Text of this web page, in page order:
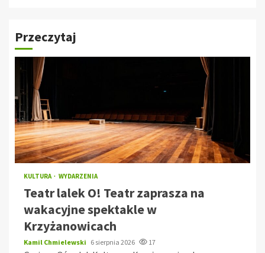
Przeczytaj
KULTURA WYDARZENIA
Teatr lalek O! Teatr zaprasza na
wakacyjne spektakle w
Krzyżanowicach
Kamil Chmielewski 6 sierpnia 2026 17